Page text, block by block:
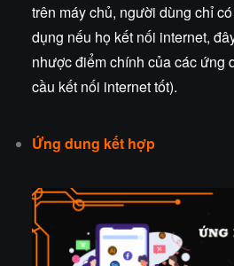
trên máy chủ, người dùng chỉ
dụng nếu họ kết nối internet,
nhược điểm chính của các ứng
cầu kết nối internet tốt).
Ứng dung kết hợp